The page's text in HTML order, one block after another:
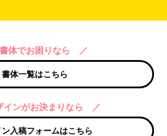
体でお困りなら ／
書体一覧はこちら
ンがお決まりなら ／
入稿フォームはこちら